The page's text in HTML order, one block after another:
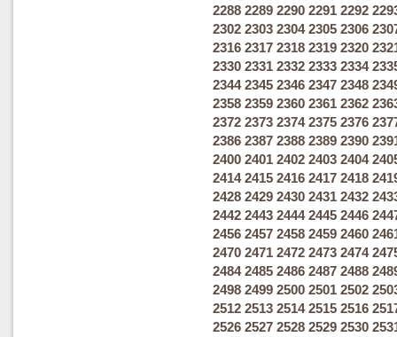
2288 2289 2290 2291 2292
2302 2303 2304 2305 2306
2316 2317 2318 2319 2320
2330 2331 2332 2333 2334
2344 2345 2346 2347 2348
2358 2359 2360 2361 2362
2372 2373 2374 2375 2376
2386 2387 2388 2389 2390
2400 2401 2402 2403 2404
2414 2415 2416 2417 2418
2428 2429 2430 2431 2432
2442 2443 2444 2445 2446
2456 2457 2458 2459 2460
2470 2471 2472 2473 2474
2484 2485 2486 2487 2488
2498 2499 2500 2501 2502
2512 2513 2514 2515 2516
2526 2527 2528 2529 2530